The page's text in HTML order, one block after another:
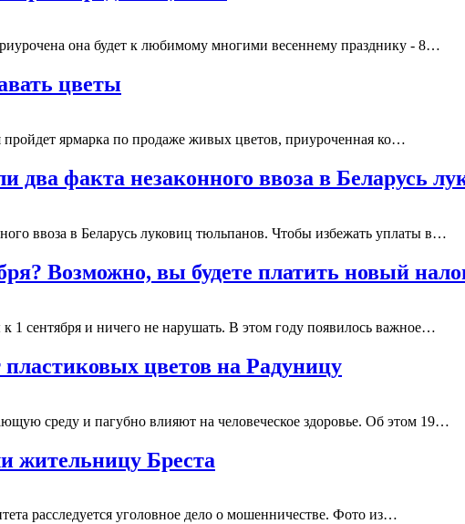
она будет к любимому многими весеннему празднику - 8…
цветы
ярмарка по продаже живых цветов, приуроченная ко…
два факта незаконного ввоза в Беларусь
ввоза в Беларусь луковиц тюльпанов. Чтобы избежать уплаты в…
Возможно, вы будете платить новый
1 сентября и ничего не нарушать. В этом году появилось важное…
цветов на Радуницу
среду и пагубно влияют на человеческое здоровье. Об этом 19…
жительницу Бреста
расследуется уголовное дело о мошенничестве. Фото из…